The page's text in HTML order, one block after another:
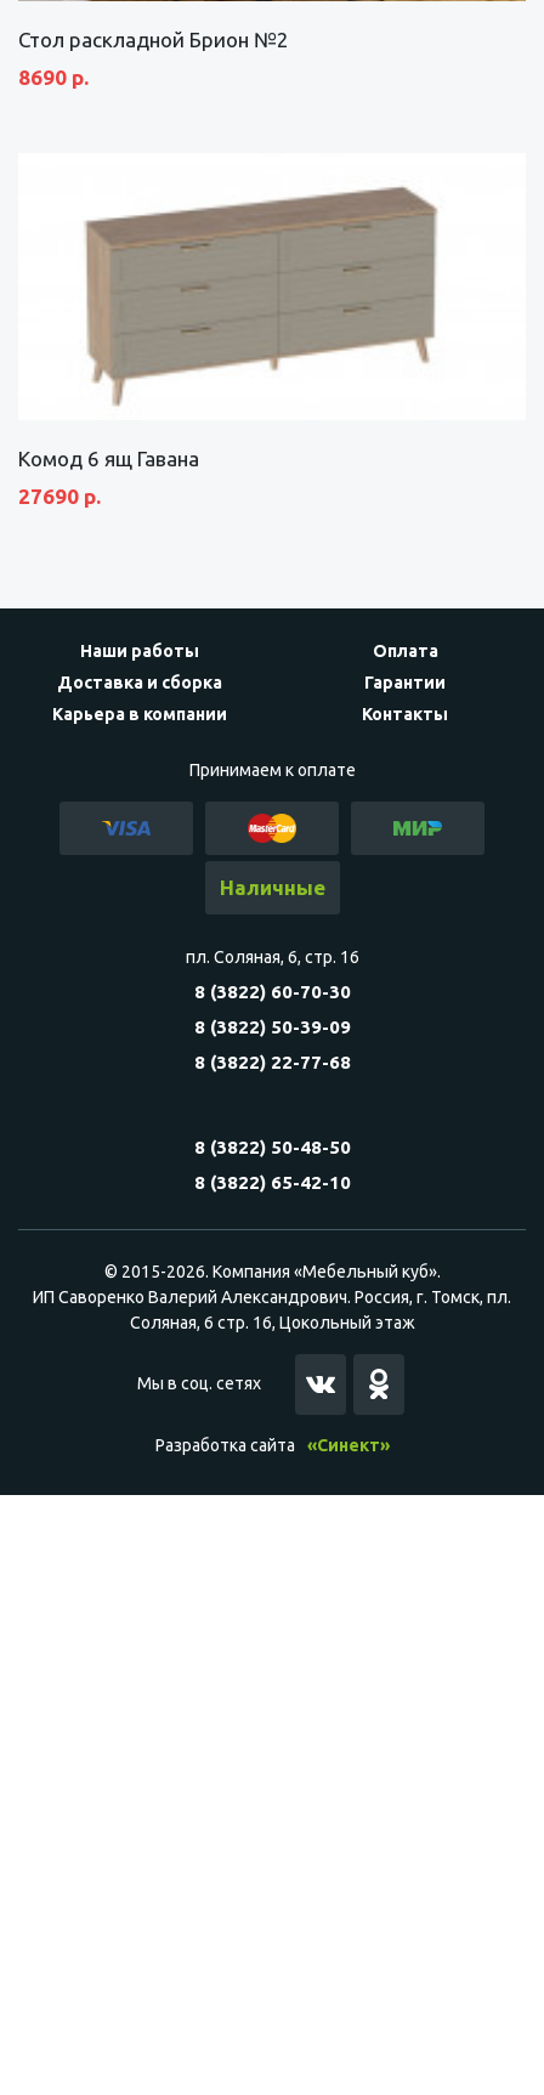
Стол раскладной Брион №2
8690 р.
Комод 6 ящ Гавана
27690 р.
Наши работы
Оплата
Доставка и сборка
Гарантии
Карьера в компании
Контакты
Принимаем к оплате
Наличные
пл. Соляная, 6, стр. 16
8 (3822) 60-70-30
8 (3822) 50-39-09
8 (3822) 22-77-68
8 (3822) 50-48-50
8 (3822) 65-42-10
© 2015-2026. Компания «Мебельный куб».
ИП Саворенко Валерий Александрович. Россия, г. Томск, пл.
Соляная, 6 стр. 16, Цокольный этаж
Мы в соц. сетях
Разработка сайта «Синект»